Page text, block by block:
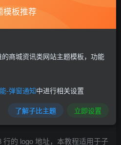
。替换原来的即可。
备份go.php。
行的 logo 地址，本教程适用于子
模板推荐
商城资讯类网站主题模板，功能
-弹窗通知中进行相关设置
了解子比主题 立即设置